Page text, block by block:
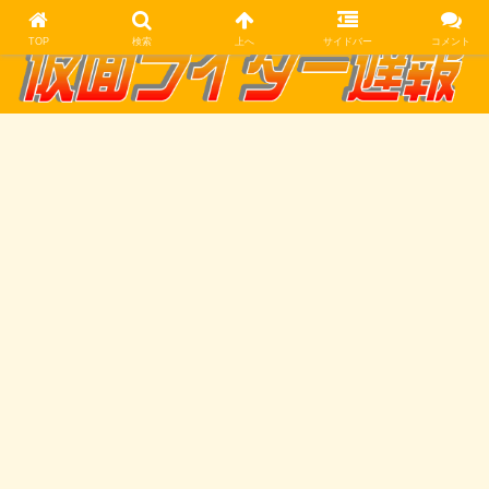
TOP 検索 上へ サイドバー コメント